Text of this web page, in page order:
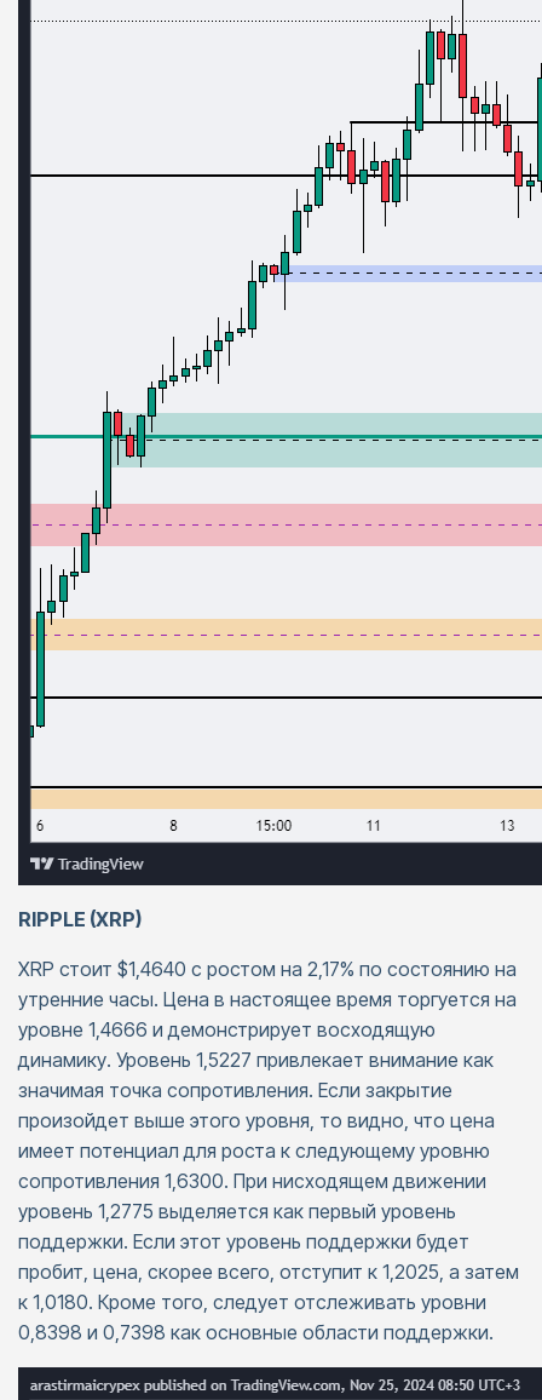
RIPPLE (XRP)
XRP стоит $1,4640 с ростом на 2,17% по состоянию на
утренние часы. Цена в настоящее время торгуется на
уровне 1,4666 и демонстрирует восходящую
динамику. Уровень 1,5227 привлекает внимание как
значимая точка сопротивления. Если закрытие
произойдет выше этого уровня, то видно, что цена
имеет потенциал для роста к следующему уровню
сопротивления 1,6300. При нисходящем движении
уровень 1,2775 выделяется как первый уровень
поддержки. Если этот уровень поддержки будет
пробит, цена, скорее всего, отступит к 1,2025, а затем
к 1,0180. Кроме того, следует отслеживать уровни
0,8398 и 0,7398 как основные области поддержки.